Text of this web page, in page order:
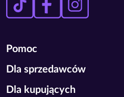
Pomoc
Dla sprzedawców
Dla kupujących